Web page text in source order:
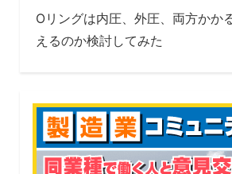
Oリングは内圧、外圧、両方かか
えるのか検討してみた